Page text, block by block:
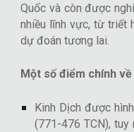
Quốc và còn được
nhiều lĩnh vực, từ triết
dự đoán tương lai.
Một số điểm chính về
Kinh Dịch được
(771-476 TCN), tuy